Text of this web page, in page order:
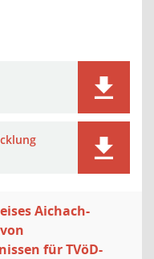
Aichach-
für TVöD-